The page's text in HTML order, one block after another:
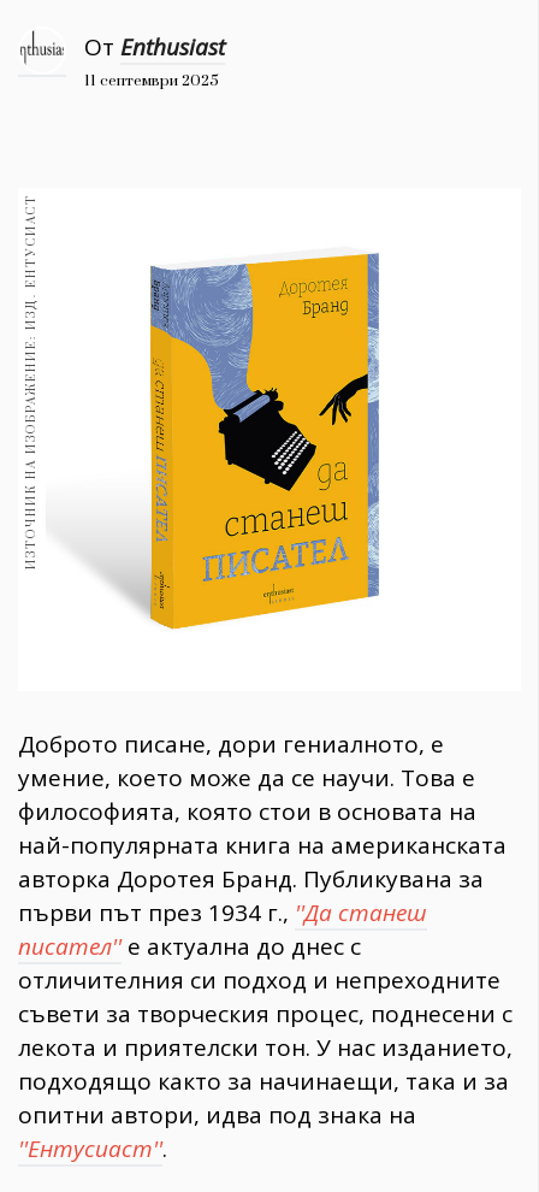
30+
Гурме 1710
Здраве
Gentlemen
Wellness
ПОСЛЕДВАЙТЕ
НИ
От Enthusiast
11 септември 2025
ИЗТОЧНИК НА ИЗОБРАЖЕНИЕ: ИЗД. ЕНТУСИАСТ
Доброто писане, дори гениалното, е
умение, което може да се научи. Това е
философията, която стои в основата на
най-популярната книга на американската
авторка Доротея Бранд. Публикувана за
първи път през 1934 г., ''Да станеш
писател''е актуална до днес с
отличителния си подход и непреходните
съвети за творческия процес, поднесени с
лекота и приятелски тон. У нас изданието,
подходящо както за начинаещи, така и за
опитни автори, идва под знака на
''Ентусиаст''.